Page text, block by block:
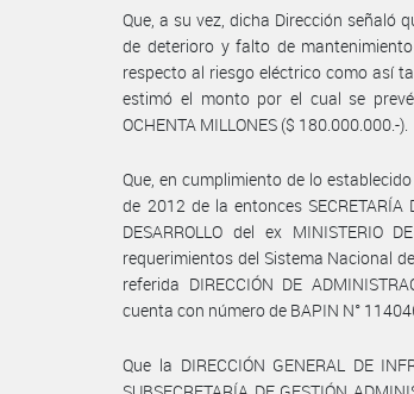
Que, a su vez, dicha Dirección señaló
de deterioro y falto de
respecto al riesgo eléctrico como así
estimó el monto por el cual se
OCHENTA MILLONES ($ 180.000.000.-).
Que, en cumplimiento de lo
de 2012 de la entonces SECRETARÍA
DESARROLLO del ex MINISTERIO
requerimientos del Sistema Nacional
referida DIRECCIÓN DE
cuenta con número de BAPIN N°
Que la DIRECCIÓN GENERAL DE